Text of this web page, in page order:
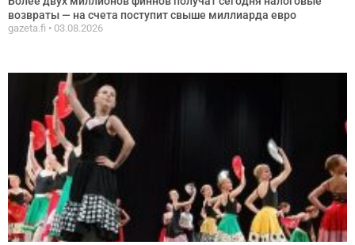
возвраты — на счета поступит свыше миллиарда евро
gazeta.fi 03.08.2026